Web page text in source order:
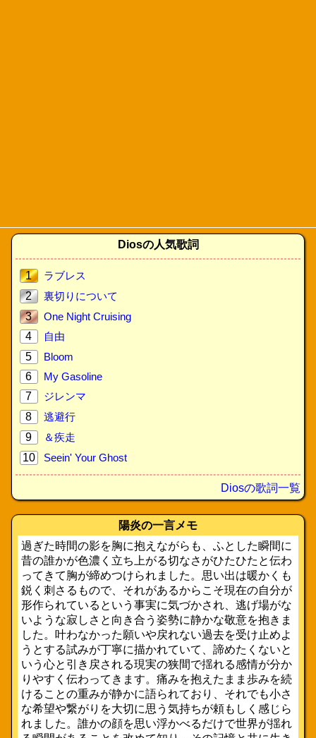
Diosの人気歌詞
1
ラブレス
2
裏切りについて
3
One Night Cruising
4
自由
5
Bloom
6
My Gasoline
7
ジレンマ
8
逃避行
9
＆疾走
10
Seein' Your Ghost
Diosの歌詞一覧
陽炎の一言メモ
過ぎた時間の影を胸に抱えながらも、ふとした瞬間に
昔の誰かが色濃く立ち上がる切なさがひたひたと伝わ
ってきて胸が締めつけられました。思い出は暖かくも
鋭く刺さるもので、それがあるからこそ現在の自分が
形作られているという事実に気づかされ、逃げ場がな
いような寂しさと向き合う姿勢に静かな敬意を抱きま
した。叶わなかった願いや戻れない過去を受け止めよ
うとする試みが丁寧に描かれていて、諦めたくないと
いう心と引き戻される現実の狭間で揺れる感情が分か
りやすく伝わってきます。痛みを抱えたまま歩みを続
けることの重みが静かに語られており、それでも小さ
な希望や繋がりを大切に思う気持ちが頼もしく感じら
れました。誰かの顔を思い浮かべるだけで世界が揺れ